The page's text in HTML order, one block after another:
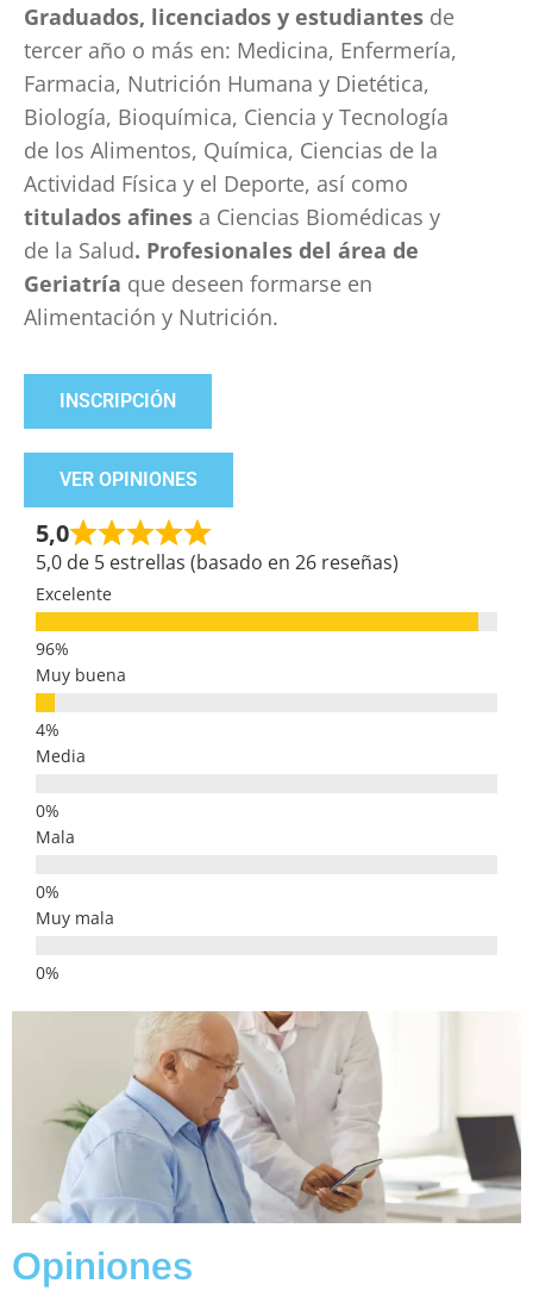
Graduados, licenciados y estudiantes de
tercer año o más en: Medicina, Enfermería,
Farmacia, Nutrición Humana y Dietética,
Biología, Bioquímica, Ciencia y Tecnología
de los Alimentos, Química, Ciencias de la
Actividad Física y el Deporte, así como
titulados afines a Ciencias Biomédicas y
de la Salud. Profesionales del área de
Geriatría que deseen formarse en
Alimentación y Nutrición.
INSCRIPCIÓN
VER OPINIONES
5,0
5,0 de 5 estrellas (basado en 26 reseñas)
Excelente
Muy buena
Media
Mala
Muy mala
Opiniones